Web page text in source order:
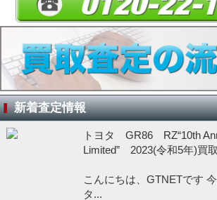
新着査定情報
トヨタ GR86 RZ“10th
Limited” 2023(令和5年)買
こんにちは、GTNETです
タ...